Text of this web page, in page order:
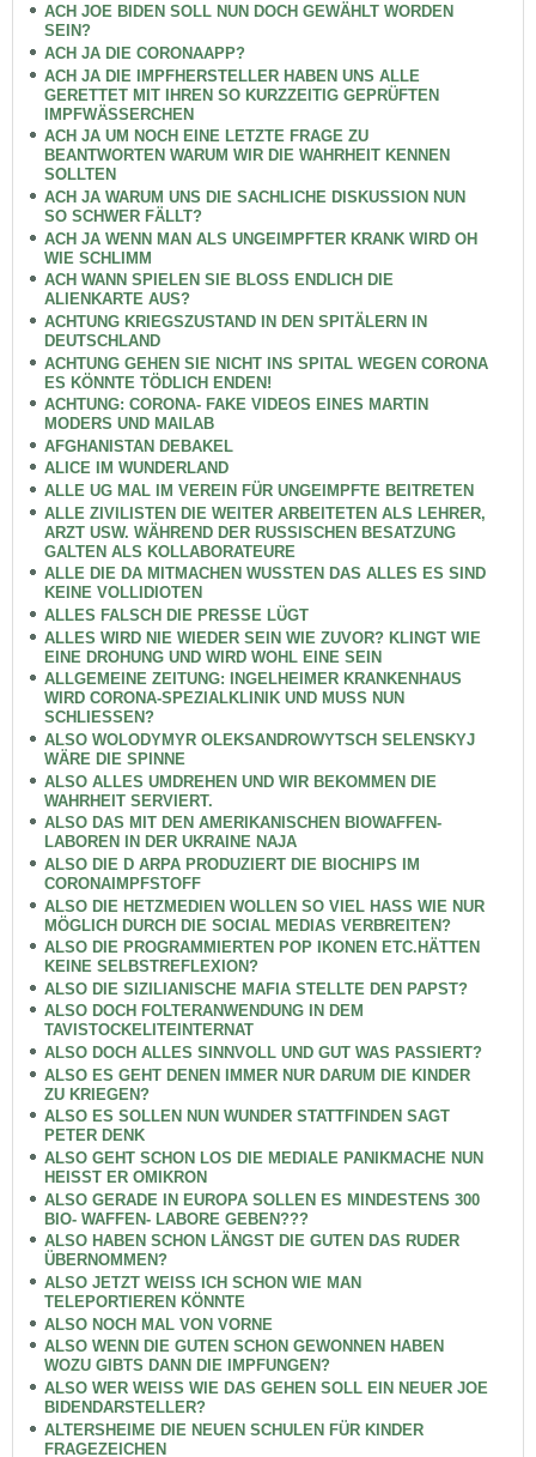
ACH JOE BIDEN SOLL NUN DOCH GEWÄHLT WORDEN
SEIN?
ACH JA DIE CORONAAPP?
ACH JA DIE IMPFHERSTELLER HABEN UNS ALLE
GERETTET MIT IHREN SO KURZZEITIG GEPRÜFTEN
IMPFWÄSSERCHEN
ACH JA UM NOCH EINE LETZTE FRAGE ZU
BEANTWORTEN WARUM WIR DIE WAHRHEIT KENNEN
SOLLTEN
ACH JA WARUM UNS DIE SACHLICHE DISKUSSION NUN
SO SCHWER FÄLLT?
ACH JA WENN MAN ALS UNGEIMPFTER KRANK WIRD OH
WIE SCHLIMM
ACH WANN SPIELEN SIE BLOSS ENDLICH DIE
ALIENKARTE AUS?
ACHTUNG KRIEGSZUSTAND IN DEN SPITÄLERN IN
DEUTSCHLAND
ACHTUNG GEHEN SIE NICHT INS SPITAL WEGEN CORONA
ES KÖNNTE TÖDLICH ENDEN!
ACHTUNG: CORONA- FAKE VIDEOS EINES MARTIN
MODERS UND MAILAB
AFGHANISTAN DEBAKEL
ALICE IM WUNDERLAND
ALLE UG MAL IM VEREIN FÜR UNGEIMPFTE BEITRETEN
ALLE ZIVILISTEN DIE WEITER ARBEITETEN ALS LEHRER,
ARZT USW. WÄHREND DER RUSSISCHEN BESATZUNG
GALTEN ALS KOLLABORATEURE
ALLE DIE DA MITMACHEN WUSSTEN DAS ALLES ES SIND
KEINE VOLLIDIOTEN
ALLES FALSCH DIE PRESSE LÜGT
ALLES WIRD NIE WIEDER SEIN WIE ZUVOR? KLINGT WIE
EINE DROHUNG UND WIRD WOHL EINE SEIN
ALLGEMEINE ZEITUNG: INGELHEIMER KRANKENHAUS
WIRD CORONA-SPEZIALKLINIK UND MUSS NUN
SCHLIESSEN?
ALSO WOLODYMYR OLEKSANDROWYTSCH SELENSKYJ
WÄRE DIE SPINNE
ALSO ALLES UMDREHEN UND WIR BEKOMMEN DIE
WAHRHEIT SERVIERT.
ALSO DAS MIT DEN AMERIKANISCHEN BIOWAFFEN-
LABOREN IN DER UKRAINE NAJA
ALSO DIE D ARPA PRODUZIERT DIE BIOCHIPS IM
CORONAIMPFSTOFF
ALSO DIE HETZMEDIEN WOLLEN SO VIEL HASS WIE NUR
MÖGLICH DURCH DIE SOCIAL MEDIAS VERBREITEN?
ALSO DIE PROGRAMMIERTEN POP IKONEN ETC.HÄTTEN
KEINE SELBSTREFLEXION?
ALSO DIE SIZILIANISCHE MAFIA STELLTE DEN PAPST?
ALSO DOCH FOLTERANWENDUNG IN DEM
TAVISTOCKELITEINTERNAT
ALSO DOCH ALLES SINNVOLL UND GUT WAS PASSIERT?
ALSO ES GEHT DENEN IMMER NUR DARUM DIE KINDER
ZU KRIEGEN?
ALSO ES SOLLEN NUN WUNDER STATTFINDEN SAGT
PETER DENK
ALSO GEHT SCHON LOS DIE MEDIALE PANIKMACHE NUN
HEISST ER OMIKRON
ALSO GERADE IN EUROPA SOLLEN ES MINDESTENS 300
BIO- WAFFEN- LABORE GEBEN???
ALSO HABEN SCHON LÄNGST DIE GUTEN DAS RUDER
ÜBERNOMMEN?
ALSO JETZT WEISS ICH SCHON WIE MAN
TELEPORTIEREN KÖNNTE
ALSO NOCH MAL VON VORNE
ALSO WENN DIE GUTEN SCHON GEWONNEN HABEN
WOZU GIBTS DANN DIE IMPFUNGEN?
ALSO WER WEISS WIE DAS GEHEN SOLL EIN NEUER JOE
BIDENDARSTELLER?
ALTERSHEIME DIE NEUEN SCHULEN FÜR KINDER
FRAGEZEICHEN